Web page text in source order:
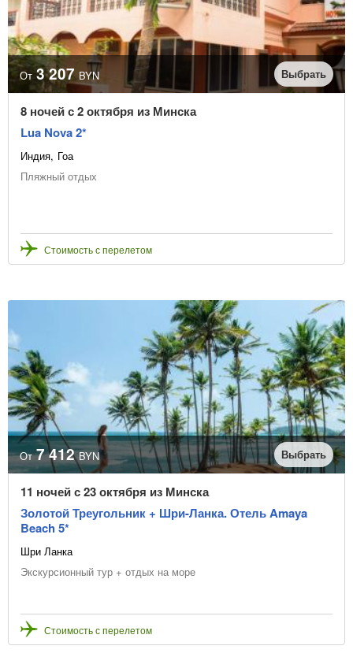
От 3 207 BYN Выбрать
8 ночей с 2 октября из Минска
Lua Nova 2*
Индия Гоа
Пляжный отдых
Стоимость с перелетом
От 7 412 BYN Выбрать
11 ночей с 23 октября из Минска
Золотой Треугольник + Шри-Ланка. Отель Amaya
Beach 5*
Шри Ланка
Экскурсионный тур + отдых на море
Стоимость с перелетом